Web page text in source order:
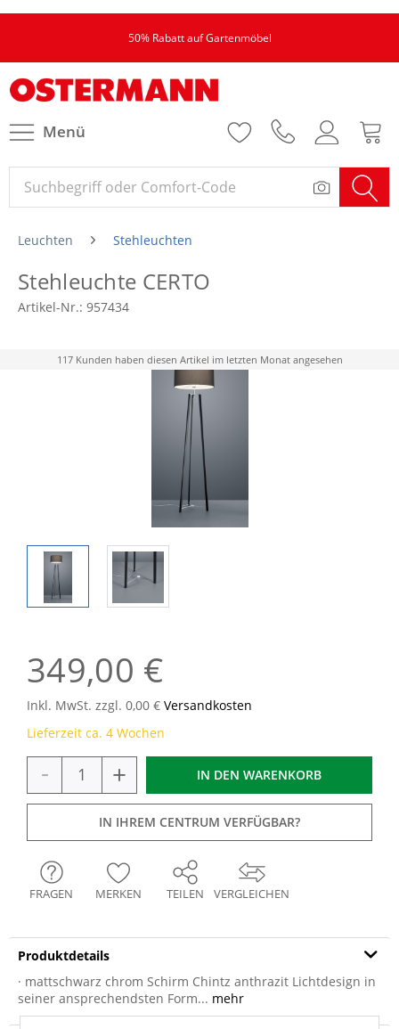
50% Rabatt auf Gartenmöbel
Menü
Leuchten Stehleuchten
Stehleuchte CERTO
Artikel-Nr.: 957434
117 Kunden haben diesen Artikel im letzten Monat angesehen
349,00 €
Inkl. MwSt. zzgl. 0,00 € Versandkosten
Lieferzeit ca. 4 Wochen
- + IN DEN WARENKORB
IN IHREM CENTRUM VERFÜGBAR?
VERGLEICHEN
FRAGEN MERKEN TEILEN
Produktdetails
· mattschwarz chrom Schirm Chintz anthrazit Lichtdesign in
seiner ansprechendsten Form... mehr